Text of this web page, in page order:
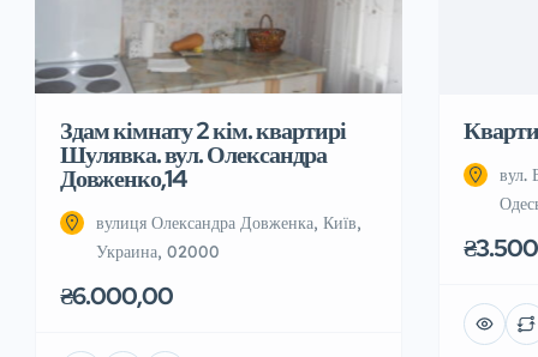
Здам кімнату 2 кім. квартирі
Шулявка. вул. Олександра
Довженко,14
вулиця Олександра Довженка, Київ,
Украина, 02000
₴6.000,00
вул.